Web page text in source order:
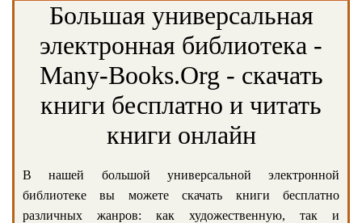
Большая универсальная
электронная библиотека -
Many-Books.Org - скачать
книги бесплатно и читать
книги онлайн
В нашей большой универсальной электронной
библиотеке вы можете скачать книги бесплатно
различных жанров: как художественную, так и